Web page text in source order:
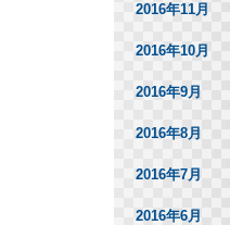
2016年11月
2016年10月
2016年9月
2016年8月
2016年7月
2016年6月